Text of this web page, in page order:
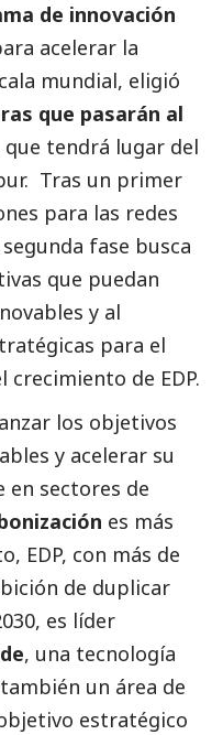
de innovación
acelerar la
mundial, eligió
que pasarán al
que tendrá lugar del
Tras un primer
para las redes
fase busca
que puedan
y al
para el
de EDP.
los objetivos
y acelerar su
en sectores de
es más
EDP, con más de
de duplicar
es líder
, una tecnología
un área de
estratégico